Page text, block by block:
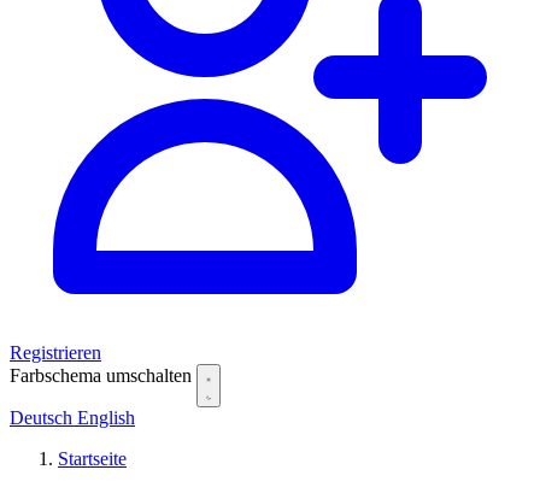
Registrieren
Farbschema umschalten
Deutsch English
Startseite